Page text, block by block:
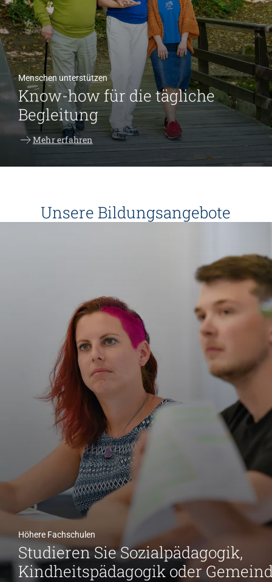
Menschen unterstützen
Know-how für die tägliche
Begleitung
Mehr erfahren
Unsere Bildungsangebote
Höhere Fachschulen
Studieren Sie Sozialpädagogik,
Kindheitspädagogik oder